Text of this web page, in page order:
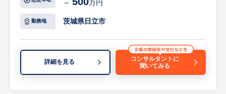
【組織構成】
事務1名で構成されております。メンバーと
して20代、30代の方が多く活躍していま
す。
・工場等の空調工事
・工場の定期工事の施工管理
※詳細は面談時にお伝えします
～ 万円
勤務地 茨城県日立市
詳細を見る
コンサルタントに
聞いてみる